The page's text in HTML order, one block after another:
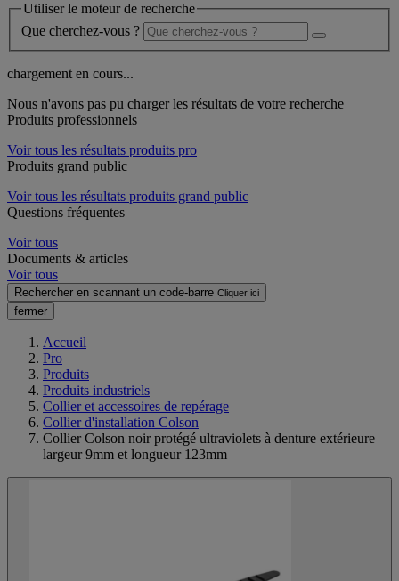
Utiliser le moteur de recherche
Que cherchez-vous ?
chargement en cours...
Nous n'avons pas pu charger les résultats de votre recherche
Produits professionnels
Voir tous les résultats produits pro
Produits grand public
Voir tous les résultats produits grand public
Questions fréquentes
Voir tous
Documents & articles
Voir tous
Rechercher en scannant un code-barre Cliquer ici
fermer
Accueil
Pro
Produits
Produits industriels
Collier et accessoires de repérage
Collier d'installation Colson
Collier Colson noir protégé ultraviolets à denture extérieure
largeur 9mm et longueur 123mm